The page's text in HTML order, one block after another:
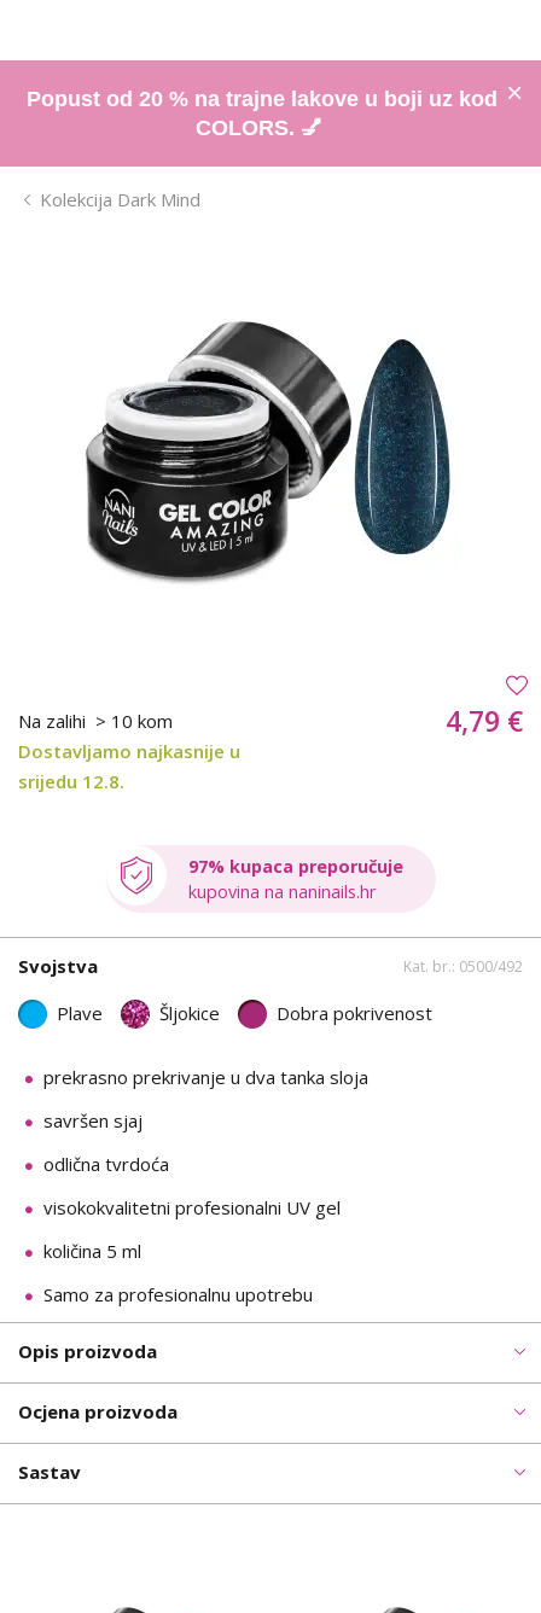
Popust od 20 % na trajne lakove u boji uz kod
COLORS. 💅
Kolekcija Dark Mind
Na zalihi > 10 kom
Dostavljamo najkasnije u
srijedu 12.8.
4,79 €
97% kupaca preporučuje
kupovina na naninails.hr
Svojstva Kat. br.: 0500/492
Plave Šljokice Dobra pokrivenost
prekrasno prekrivanje u dva tanka sloja
savršen sjaj
odlična tvrdoća
visokokvalitetni profesionalni UV gel
količina 5 ml
Samo za profesionalnu upotrebu
Opis proizvoda
Ocjena proizvoda
Sastav